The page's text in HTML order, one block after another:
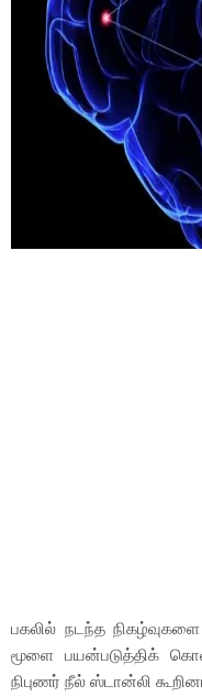
பகலில் நடந்த
மூளை பயன்படுத்திக்
நிபுணர் நீல் ஸ்டான்லி